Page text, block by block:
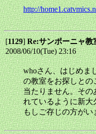
http://
[1129]Re:サンポーニャ教
2008/06/10(Tue) 23:16
whoさん、はじめま
の教室をお探しとの
当たりません。その
れているように新大
もしご存じの方がい